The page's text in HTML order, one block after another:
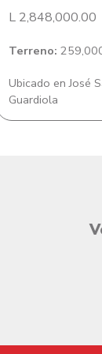
L 2,848,000.00
Terreno:
Ubicado en José
Guardiola